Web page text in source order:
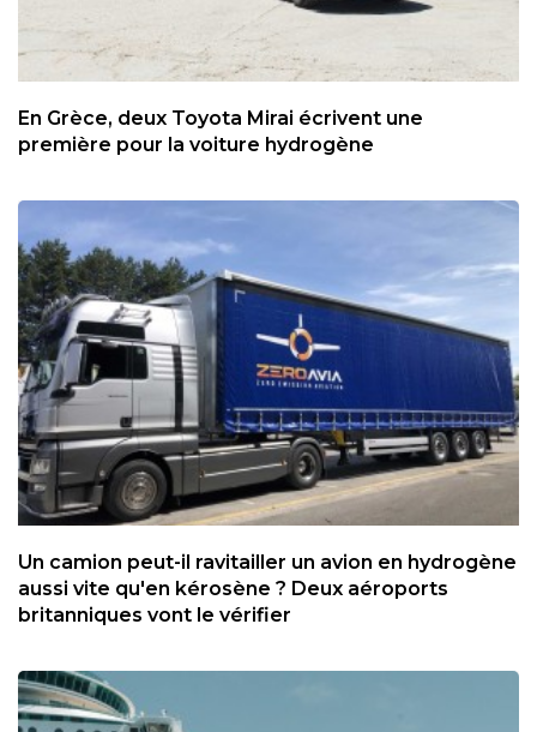
En Grèce, deux Toyota Mirai écrivent une
première pour la voiture hydrogène
Un camion peut-il ravitailler un avion en hydrogène
aussi vite qu'en kérosène ? Deux aéroports
britanniques vont le vérifier